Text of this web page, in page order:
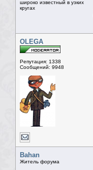
широко известный в узких
кругах
OLEGA
Репутация: 1338
Сообщений: 9948
Bahan
Житель форума